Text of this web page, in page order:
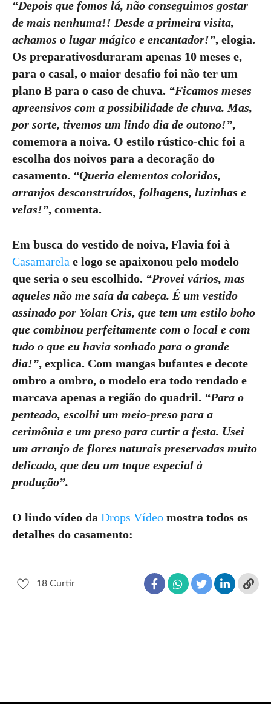
“Depois que fomos lá, não conseguimos gostar
de mais nenhuma!! Desde a primeira visita,
achamos o lugar mágico e encantador!”, elogia.
Os preparativosduraram apenas 10 meses e,
para o casal, o maior desafio foi não ter um
plano B para o caso de chuva. “Ficamos meses
apreensivos com a possibilidade de chuva. Mas,
por sorte, tivemos um lindo dia de outono!”,
comemora a noiva. O estilo rústico-chic foi a
escolha dos noivos para a decoração do
casamento. “Queria elementos coloridos,
arranjos desconstruídos, folhagens, luzinhas e
velas!”, comenta.
Em busca do vestido de noiva, Flavia foi à
Casamarela e logo se apaixonou pelo modelo
que seria o seu escolhido. “Provei vários, mas
aqueles não me saía da cabeça. É um vestido
assinado por Yolan Cris, que tem um estilo boho
que combinou perfeitamente com o local e com
tudo o que eu havia sonhado para o grande
dia!”, explica. Com mangas bufantes e decote
ombro a ombro, o modelo era todo rendado e
marcava apenas a região do quadril. “Para o
penteado, escolhi um meio-preso para a
cerimônia e um preso para curtir a festa. Usei
um arranjo de flores naturais preservadas muito
delicado, que deu um toque especial à
produção”.
O lindo vídeo da Drops Vídeo mostra todos os
detalhes do casamento:
18 Curtir